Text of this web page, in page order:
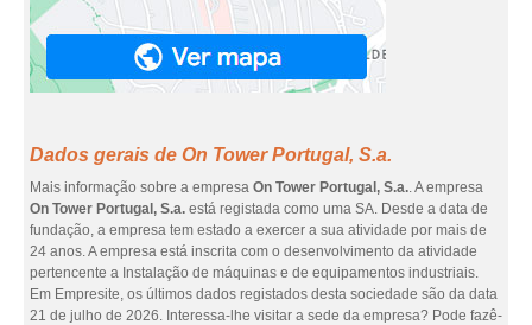
Dados gerais de On Tower Portugal, S.a.
Mais informação sobre a empresa On Tower Portugal, S.a.. A empresa
On Tower Portugal, S.a. está registada como uma SA. Desde a data de
fundação, a empresa tem estado a exercer a sua atividade por mais de
24 anos. A empresa está inscrita com o desenvolvimento da atividade
pertencente a Instalação de máquinas e de equipamentos industriais.
Em Empresite, os últimos dados registados desta sociedade são da data
21 de julho de 2026. Interessa-lhe visitar a sede da empresa? Pode fazê-